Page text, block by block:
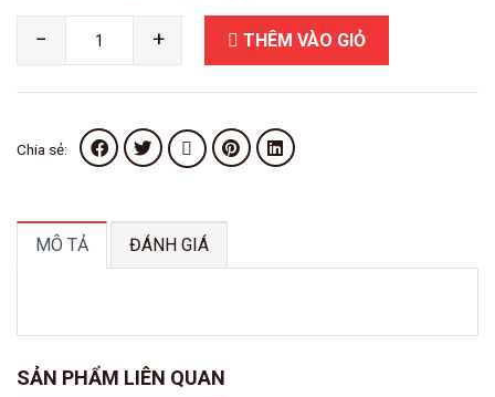
gốc
là:
3,500,000₫.
hiện
tại
là:
3,000,000₫.
−
số
+ THÊM VÀO GIỎ
Chia sẻ:
MÔ TẢ ĐÁNH GIÁ
SẢN PHẨM LIÊN QUAN